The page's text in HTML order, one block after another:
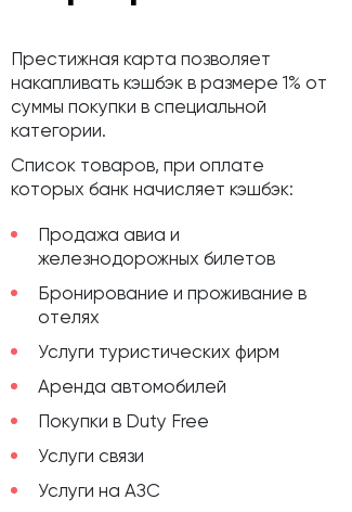
Престижная карта позволяет
накапливать кэшбэк в размере 1% от
суммы покупки в специальной
категории.
Список товаров, при оплате
которых банк начисляет кэшбэк:
Продажа авиа и
железнодорожных билетов
Бронирование и проживание в
отелях
Услуги туристических фирм
Аренда автомобилей
Покупки в Duty Free
Услуги связи
Услуги на АЗС